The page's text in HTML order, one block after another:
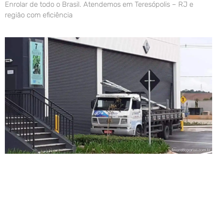
Enrolar de todo o Brasil. Atendemos em Teresópolis – RJ e
região com eficiência